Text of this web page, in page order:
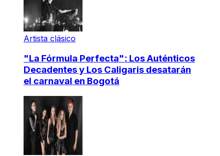
Artista clásico
"La Fórmula Perfecta": Los Auténticos
Decadentes y Los Caligaris desatarán
el carnaval en Bogotá